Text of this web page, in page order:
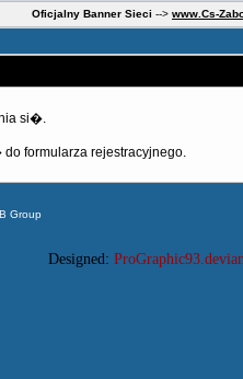
Oficjalny Banner Sieci --> www.Cs-
si�.
formularza rejestracyjnego.
Group
Designed: